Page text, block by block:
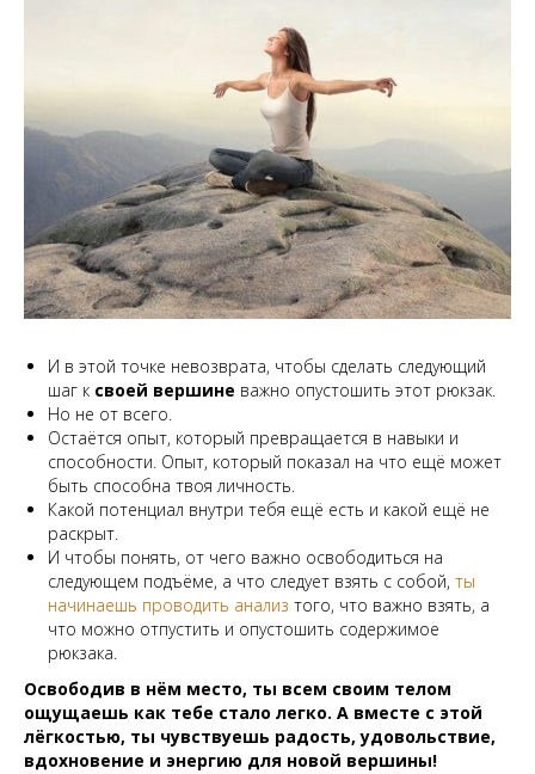
И в этой точке невозврата, чтобы сделать следующий
шаг к своей вершине важно опустошить этот рюкзак.
Но не от всего.
Остаётся опыт, который превращается в навыки и
способности. Опыт, который показал на что ещё может
быть способна твоя личность.
Какой потенциал внутри тебя ещё есть и какой ещё не
раскрыт.
И чтобы понять, от чего важно освободиться на
следующем подъёме, а что следует взять с собой, ты
начинаешь проводить анализ того, что важно взять, а
что можно отпустить и опустошить содержимое
рюкзака.
Освободив в нём место, ты всем своим телом
ощущаешь как тебе стало легко. А вместе с этой
лёгкостью, ты чувствуешь радость, удовольствие,
вдохновение и энергию для новой вершины!